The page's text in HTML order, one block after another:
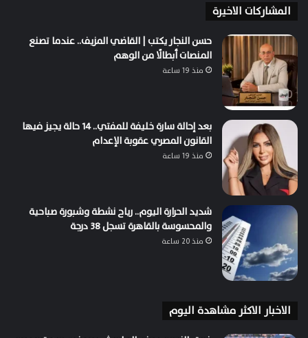
المشاركات الاخيرة
حسن النجار يكتب | القاضي المزيف.. عندما تصنع
المنصات أبطالًا من الوهم
منذ 19 ساعة
بعد إحالة سارة خليفة للمفتي.. 14 حالة يجيز فيها
القانون المصري عقوبة الإعدام
منذ 19 ساعة
شديد الحرارة اليوم.. رياح نشطة وشبورة صباحية
والمحسوسة بالقاهرة تسجل 38 درجة
منذ 20 ساعة
الاخبار الاكثر مشاهدة اليوم